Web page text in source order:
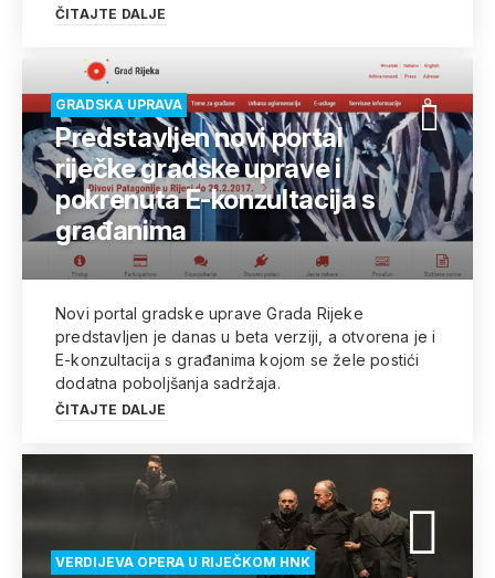
ČITAJTE DALJE
GRADSKA UPRAVA
Predstavljen novi portal
riječke gradske uprave i
pokrenuta E-konzultacija s
građanima
Novi portal gradske uprave Grada Rijeke
predstavljen je danas u beta verziji, a otvorena je i
E-konzultacija s građanima kojom se žele postići
dodatna poboljšanja sadržaja.
ČITAJTE DALJE
VERDIJEVA OPERA U RIJEČKOM HNK